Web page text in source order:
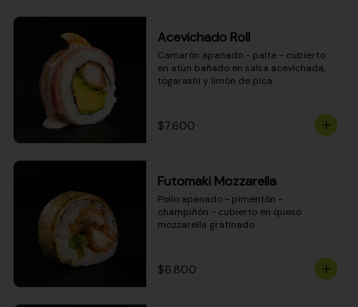
Acevichado Roll
Camarón apanado - palta - cubierto
en atún bañado en salsa acevichada,
togarashi y limón de pica
$7.600
Futomaki Mozzarella
Pollo apanado - pimentón -
champiñón - cubierto en queso
mozzarella gratinado
$6.800